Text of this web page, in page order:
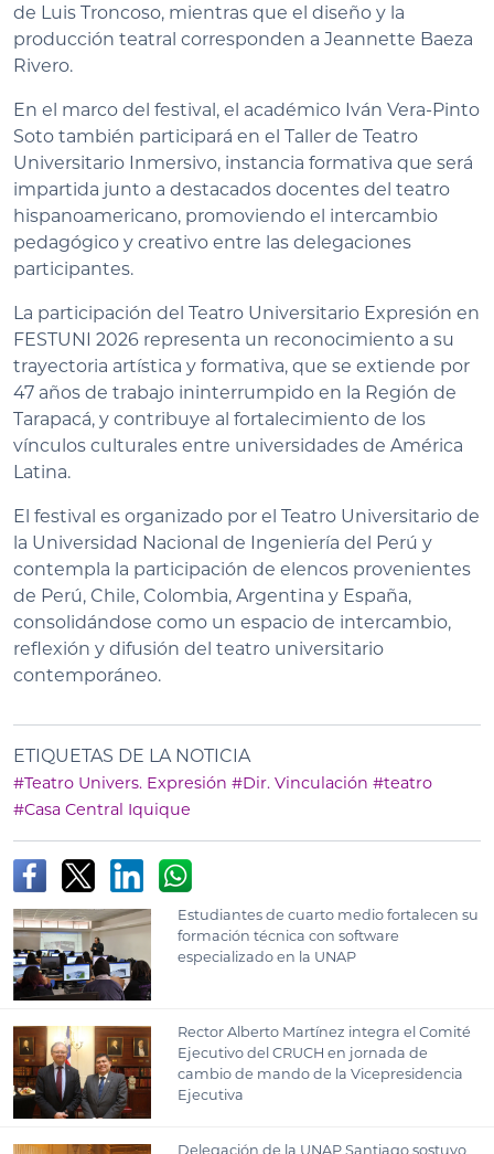
de Luis Troncoso, mientras que el diseño y la
producción teatral corresponden a Jeannette Baeza
Rivero.
En el marco del festival, el académico Iván Vera-Pinto
Soto también participará en el Taller de Teatro
Universitario Inmersivo, instancia formativa que será
impartida junto a destacados docentes del teatro
hispanoamericano, promoviendo el intercambio
pedagógico y creativo entre las delegaciones
participantes.
La participación del Teatro Universitario Expresión en
FESTUNI 2026 representa un reconocimiento a su
trayectoria artística y formativa, que se extiende por
47 años de trabajo ininterrumpido en la Región de
Tarapacá, y contribuye al fortalecimiento de los
vínculos culturales entre universidades de América
Latina.
El festival es organizado por el Teatro Universitario de
la Universidad Nacional de Ingeniería del Perú y
contempla la participación de elencos provenientes
de Perú, Chile, Colombia, Argentina y España,
consolidándose como un espacio de intercambio,
reflexión y difusión del teatro universitario
contemporáneo.
ETIQUETAS DE LA NOTICIA
#Teatro Univers. Expresión #Dir. Vinculación #teatro
#Casa Central Iquique
Estudiantes de cuarto medio fortalecen su
formación técnica con software
especializado en la UNAP
Rector Alberto Martínez integra el Comité
Ejecutivo del CRUCH en jornada de
cambio de mando de la Vicepresidencia
Ejecutiva
Delegación de la UNAP Santiago sostuvo